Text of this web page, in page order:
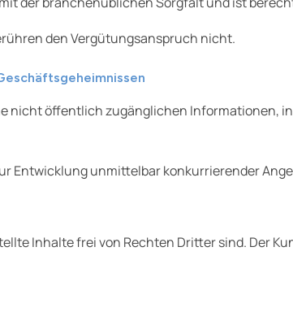
den Vergütungsanspruch nicht.
nicht öffentlich zugänglichen Informationen,
Entwicklung unmittelbar konkurrierender
Inhalte frei von Rechten Dritter sind. Der